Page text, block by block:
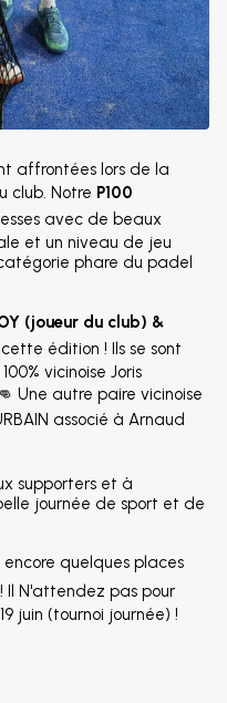
affrontées lors de la
club. Notre P100
avec de beaux
et un niveau de jeu
phare du padel
(joueur du club) &
édition ! Ils se sont
vicinoise Joris
Une autre paire vicinoise
associé à Arnaud
supporters et à
journée de sport et de
quelques places
Il N'attendez pas pour
juin (tournoi journée) !